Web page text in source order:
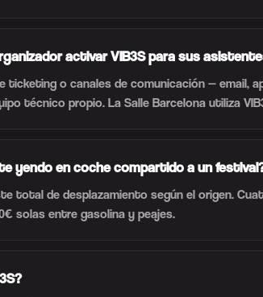
activar VIB3S para sus
ticketing o canales de comunicación — email,
técnico propio. La Salle Barcelona utiliza
yendo en coche compartido a un
total de desplazamiento según el origen.
solas entre gasolina y peajes.